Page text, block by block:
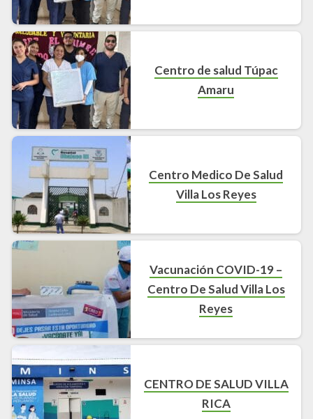
Centro de salud Túpac
Amaru
Centro Medico De Salud
Villa Los Reyes
Vacunación COVID-19 –
Centro De Salud Villa Los
Reyes
CENTRO DE SALUD VILLA
RICA